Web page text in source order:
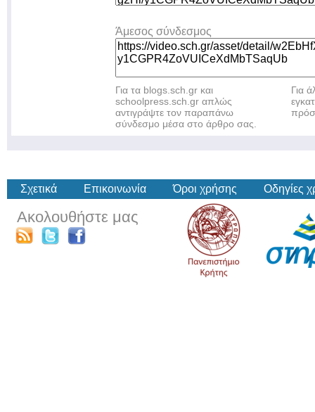
Άμεσος σύνδεσμος
Για τα blogs.sch.gr και
schoolpress.sch.gr απλώς
αντιγράψτε τον παραπάνω
σύνδεσμο μέσα στο άρθρο σας.
Για
Σχετικά Επικοινωνία Όροι χρήσης Οδηγίες
Ακολουθήστε μας